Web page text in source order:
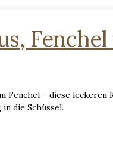
– diese leckeren
die Schüssel.